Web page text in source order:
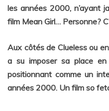
les années 2000, n’ayant
film Mean Girl… Personne?
Aux côtés de Clueless ou
a su imposer sa place
positionnant comme un
années 2000. Un film so